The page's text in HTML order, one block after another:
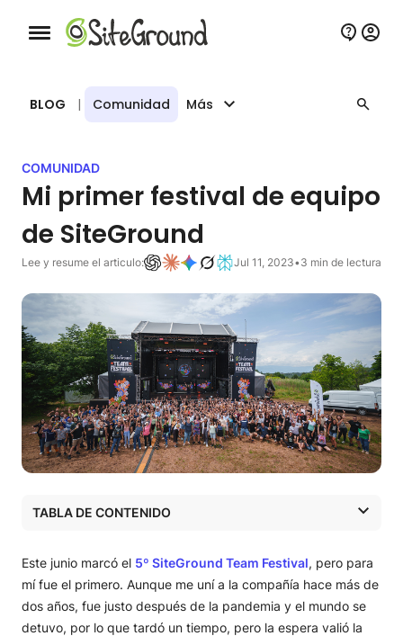
Botón de navegación móvil
BLOG | Comunidad Más
COMUNIDAD
Mi primer festival de equipo
de SiteGround
Lee y resume el articulo: Jul 11, 2023•3 min de lectura
TABLA DE CONTENIDO
🎪 Un vistazo a los talleres y actividades
🎸 Hora de la música en directo
Este junio marcó el 5º SiteGround Team Festival, pero para
mí fue el primero. Aunque me uní a la compañía hace más de
dos años, fue justo después de la pandemia y el mundo se
detuvo, por lo que tardó un tiempo, pero la espera valió la